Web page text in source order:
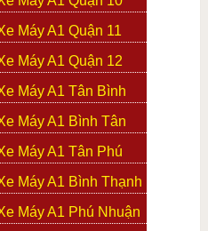
Máy A1 Quận 11
Máy A1 Quận 12
Máy A1 Tân Bình
Máy A1 Bình Tân
Máy A1 Tân Phú
Máy A1 Bình Thạnh
Máy A1 Phú Nhuận